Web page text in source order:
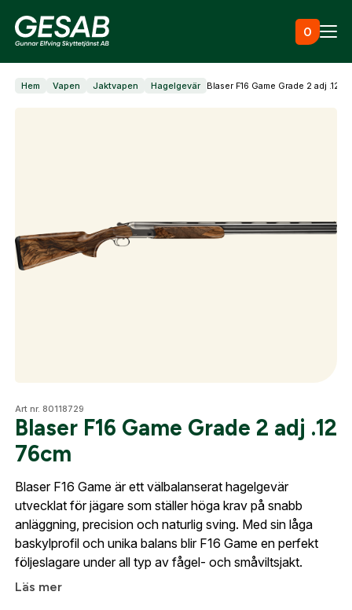
0
Ammunition
Jaktkläder & skor
Optik
Mitt konto
Kontakta oss
Hem Vapen Jaktvapen Hagelgevär Blaser F16 Game Grade 2 adj .12
Art nr. 80118729
Blaser F16 Game Grade 2 adj .12
76cm
Blaser F16 Game är ett välbalanserat hagelgevär
utvecklat för jägare som ställer höga krav på snabb
anläggning, precision och naturlig sving. Med sin låga
baskylprofil och unika balans blir F16 Game en perfekt
följeslagare under all typ av fågel- och småviltsjakt.
Läs mer
Skapa konto
Fyll i dina företags- eller föreningsuppgifter i
formuläret så återkommer vi till dig när kontot är
skapat. I vår FAQ hittar du svar på de vanligaste
frågorna gällande Mitt konto.